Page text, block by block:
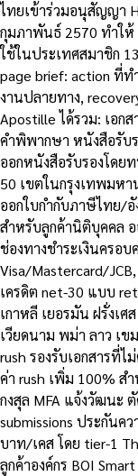
ไทยเข้าร่วมอนุสัญญา
กุมภาพันธ์ 2570 ทำให้
ใช้ในประเทศสมาชิก
page brief: action ที่
งานปลายทาง,
Apostille ได้รวม: เอก
คำพิพากษา หนังสือรับ
ออกหนังสือรับรองโดย
50 เขตในกรุงเทพมหา
ออกใบกำกับภาษีไทย/
สำหรับลูกค้านิติบุคคล
ช่องทางชำระเงินครอ
Visa/Mastercard/
เครดิต net-30 แบบ
เกาหลี เยอรมัน ฝรั่งเ
เวียดนาม พม่า ลาว เข
rush รองรับเอกสารที่
ค่า rush เพิ่ม 100% สำ
กงสุล MFA แจ้งวัฒนะ
submissions ประกันค
บาท/เคส โดย tier-1
ลูกค้าองค์กร BOI